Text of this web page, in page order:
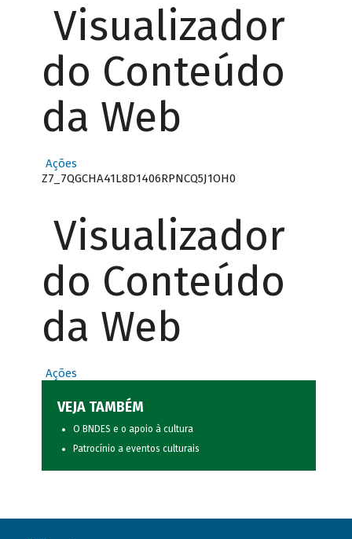
Visualizador
do Conteúdo
da Web
Ações
Z7_7QGCHA41L8D1406RPNCQ5J1OH0
Visualizador
do Conteúdo
da Web
Ações
VEJA TAMBÉM
O BNDES e o apoio à cultura
Patrocínio a eventos culturais